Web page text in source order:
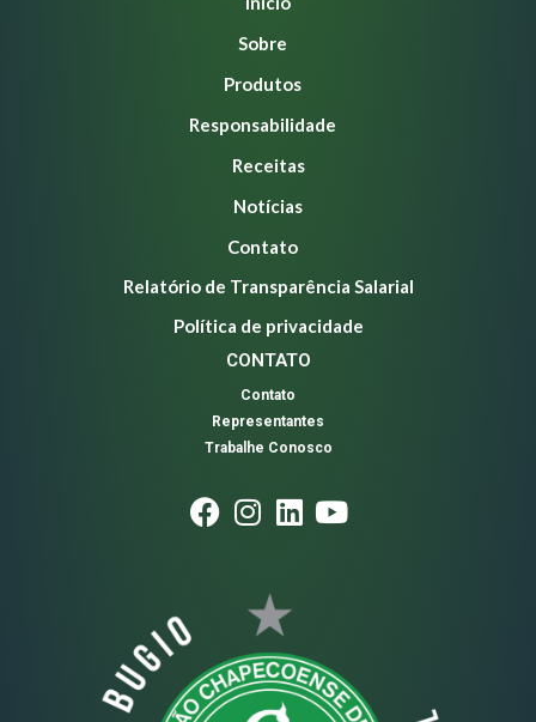
Sobre
Produtos
Responsabilidade
Receitas
Notícias
Contato
Relatório de Transparência Salarial
Política de privacidade
CONTATO
Contato
Representantes
Trabalhe Conosco